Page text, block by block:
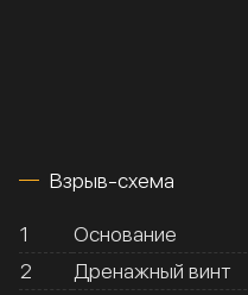
Взрыв-схема
1
Основание
2
Дренажный винт